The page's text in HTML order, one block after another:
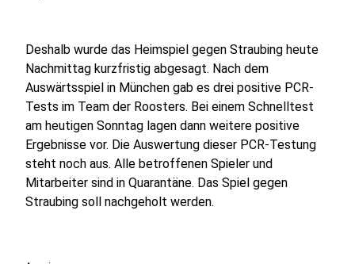
Deshalb wurde das Heimspiel gegen Straubing heute
Nachmittag kurzfristig abgesagt. Nach dem
Auswärtsspiel in München gab es drei positive PCR-
Tests im Team der Roosters. Bei einem Schnelltest
am heutigen Sonntag lagen dann weitere positive
Ergebnisse vor. Die Auswertung dieser PCR-Testung
steht noch aus. Alle betroffenen Spieler und
Mitarbeiter sind in Quarantäne. Das Spiel gegen
Straubing soll nachgeholt werden.